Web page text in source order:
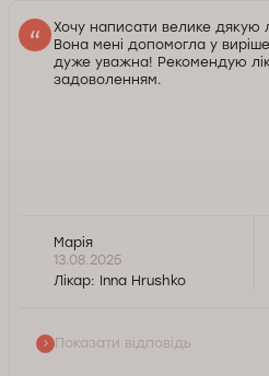
Хочу написати велике дякую
Вона мені допомогла у
дуже уважна! Рекомендую
задоволенням.
Доброго дня, Маріє. Дякуємо за
та щирі слова подяки на
Раді знати, що Ви залишилися
рекомендації. Бажаємо Вам
Марія
13.08.2025
Лікар: Inna Hrushko
Показати відповідь